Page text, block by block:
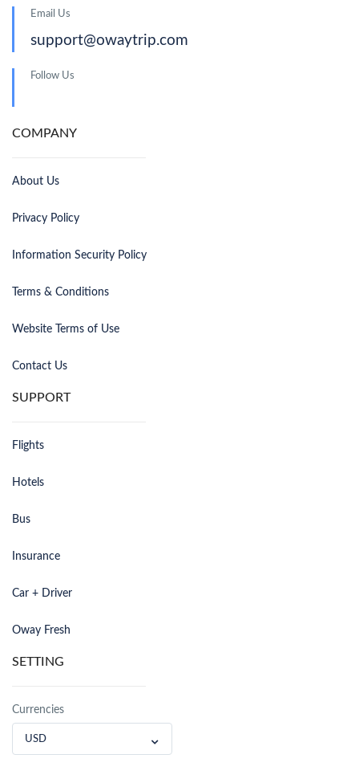
Email Us
support@owaytrip.com
Follow Us
COMPANY
About Us
Privacy Policy
Information Security Policy
Terms & Conditions
Website Terms of Use
Contact Us
SUPPORT
Flights
Hotels
Bus
Insurance
Car + Driver
Oway Fresh
SETTING
Currencies
USD